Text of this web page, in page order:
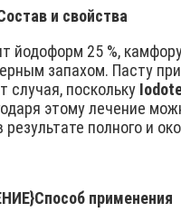
и свойства
йодоформ 25 %,
запахом. Пасту
случая, поскольку
этому лечение
полного и
Способ применения